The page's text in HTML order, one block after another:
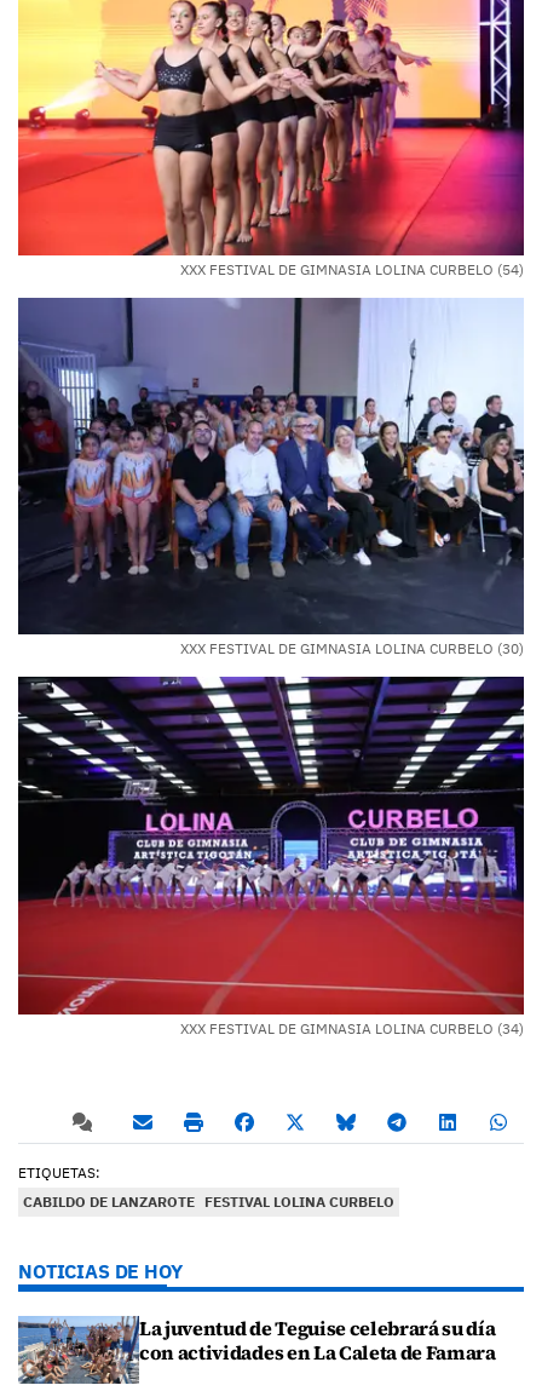
XXX FESTIVAL DE GIMNASIA LOLINA CURBELO (54)
XXX FESTIVAL DE GIMNASIA LOLINA CURBELO (30)
XXX FESTIVAL DE GIMNASIA LOLINA CURBELO (34)
ETIQUETAS:
CABILDO DE LANZAROTE FESTIVAL LOLINA CURBELO
NOTICIAS DE HOY
La juventud de Teguise celebrará su día
con actividades en La Caleta de Famara